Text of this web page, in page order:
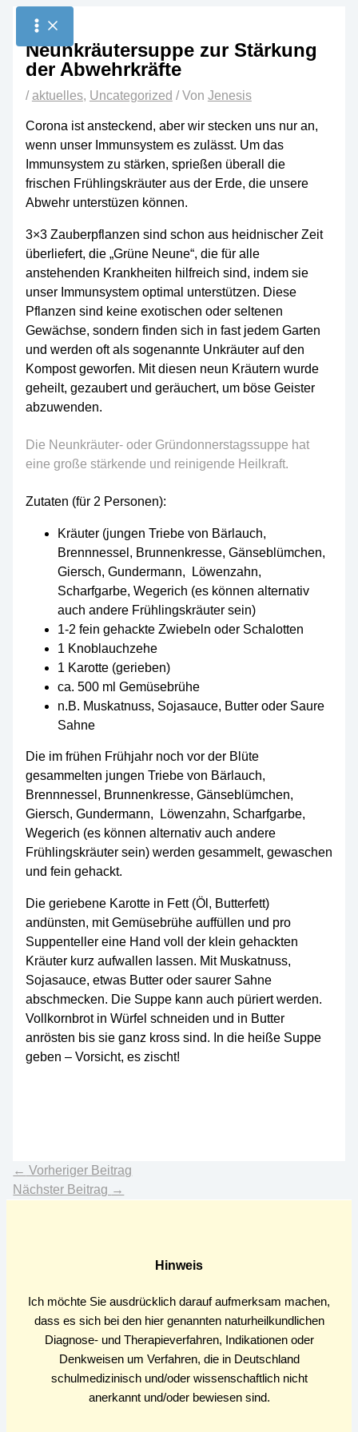
Inhalt
springen
Neunkräutersuppe zur Stärkung
der Abwehrkräfte
/aktuelles, Uncategorized / Von Jenesis
Corona ist ansteckend, aber wir stecken uns nur an,
wenn unser Immunsystem es zulässt. Um das
Immunsystem zu stärken, sprießen überall die
frischen Frühlingskräuter aus der Erde, die unsere
Abwehr unterstüzen können.
3×3 Zauberpflanzen sind schon aus heidnischer Zeit
überliefert, die „Grüne Neune“, die für alle
anstehenden Krankheiten hilfreich sind, indem sie
unser Immunsystem optimal unterstützen. Diese
Pflanzen sind keine exotischen oder seltenen
Gewächse, sondern finden sich in fast jedem Garten
und werden oft als sogenannte Unkräuter auf den
Kompost geworfen. Mit diesen neun Kräutern wurde
geheilt, gezaubert und geräuchert, um böse Geister
abzuwenden.
Die Neunkräuter- oder Gründonnerstagssuppe hat
eine große stärkende und reinigende Heilkraft.
Zutaten (für 2 Personen):
Kräuter (jungen Triebe von Bärlauch,
Brennnessel, Brunnenkresse, Gänseblümchen,
Giersch, Gundermann, Löwenzahn,
Scharfgarbe, Wegerich (es können alternativ
auch andere Frühlingskräuter sein)
1-2 fein gehackte Zwiebeln oder Schalotten
1 Knoblauchzehe
1 Karotte (gerieben)
ca. 500 ml Gemüsebrühe
n.B. Muskatnuss, Sojasauce, Butter oder Saure
Sahne
Die im frühen Frühjahr noch vor der Blüte
gesammelten jungen Triebe von Bärlauch,
Brennnessel, Brunnenkresse, Gänseblümchen,
Giersch, Gundermann, Löwenzahn, Scharfgarbe,
Wegerich (es können alternativ auch andere
Frühlingskräuter sein) werden gesammelt, gewaschen
und fein gehackt.
Die geriebene Karotte in Fett (Öl, Butterfett)
andünsten, mit Gemüsebrühe auffüllen und pro
Suppenteller eine Hand voll der klein gehackten
Kräuter kurz aufwallen lassen. Mit Muskatnuss,
Sojasauce, etwas Butter oder saurer Sahne
abschmecken. Die Suppe kann auch püriert werden.
Vollkornbrot in Würfel schneiden und in Butter
anrösten bis sie ganz kross sind. In die heiße Suppe
geben – Vorsicht, es zischt!
← Vorheriger Beitrag
Nächster Beitrag →
Hinweis
Ich möchte Sie ausdrücklich darauf aufmerksam machen,
dass es sich bei den hier genannten naturheilkundlichen
Diagnose- und Therapieverfahren, Indikationen oder
Denkweisen um Verfahren, die in Deutschland
schulmedizinisch und/oder wissenschaftlich nicht
anerkannt und/oder bewiesen sind.